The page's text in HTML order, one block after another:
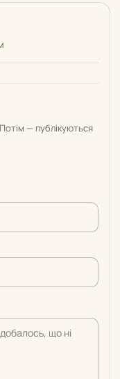
— публікуються